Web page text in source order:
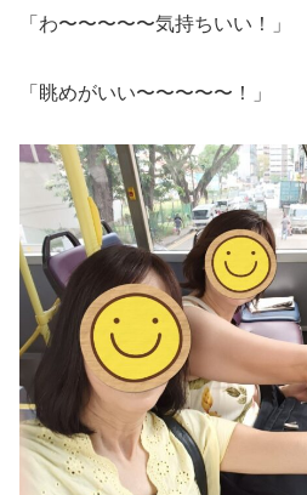
「わ〜〜〜〜〜気持ちいい！」
「眺めがいい〜〜〜〜〜！」